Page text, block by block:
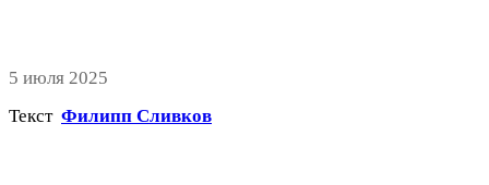
5 июля 2025
Текст Филипп Сливков